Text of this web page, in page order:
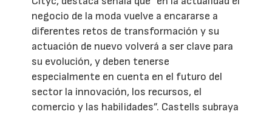
negocio de la moda vuelve a encararse a
diferentes retos de transformación y su
actuación de nuevo volverá a ser clave para
su evolución, y deben tenerse
especialmente en cuenta en el futuro del
sector la innovación, los recursos, el
comercio y las habilidades”. Castells subraya